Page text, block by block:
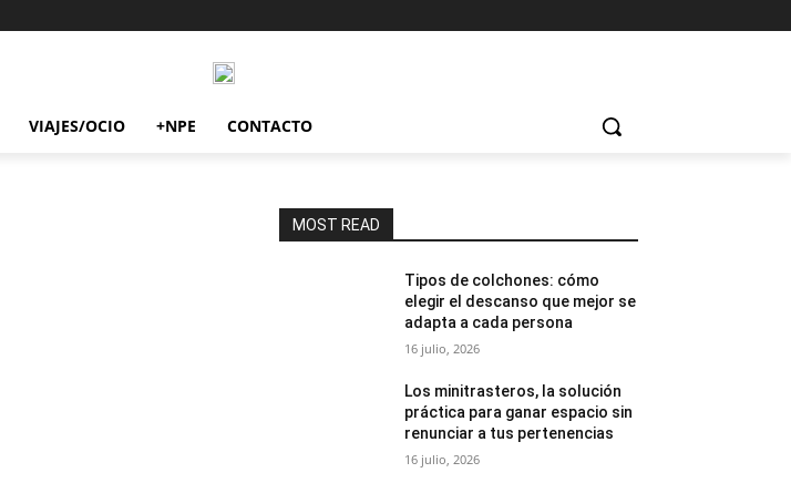
VIAJES/OCIO +NPE CONTACTO
MOST READ
Tipos de colchones: cómo
elegir el descanso que mejor se
adapta a cada persona
16 julio, 2026
Los minitrasteros, la solución
práctica para ganar espacio sin
renunciar a tus pertenencias
16 julio, 2026